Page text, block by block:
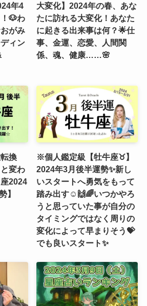
年4
🐶わ
がみ
ィン
大変化】2024年の春、あな
たに訪れる大変化！あなた
に起きる出来事は何？🌟仕
事、金運、恋愛、人間関
係、魂、健康……🌸
換
変わ
2024
】
※個人鑑定級【牡牛座♉️】
2024年3月後半運勢✨新し
いスタートへ勇気をもって
踏み出す☺️🙌🌈いつかやろ
うと思っていた事が自分の
タイミングではなく周りの
変化によって早まりそう💝
でも良いスタート✨